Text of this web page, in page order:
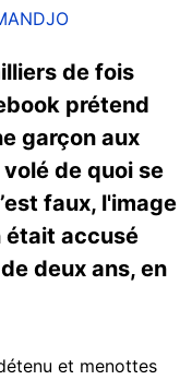
de fois
prétend
garçon aux
de quoi se
faux, l'image
était accusé
deux ans, en
et menottes